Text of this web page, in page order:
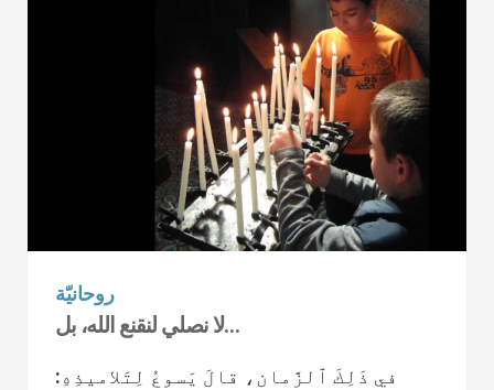
روحانيّة
لا نصلي لنقنع الله، بل…
في ذَلِكَ ٱلزَّمان، قالَ يَسوعُ لِتَلاميذِهِ: